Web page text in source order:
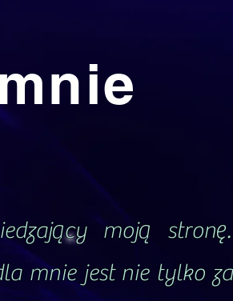
moją
mnie jest nie tylko